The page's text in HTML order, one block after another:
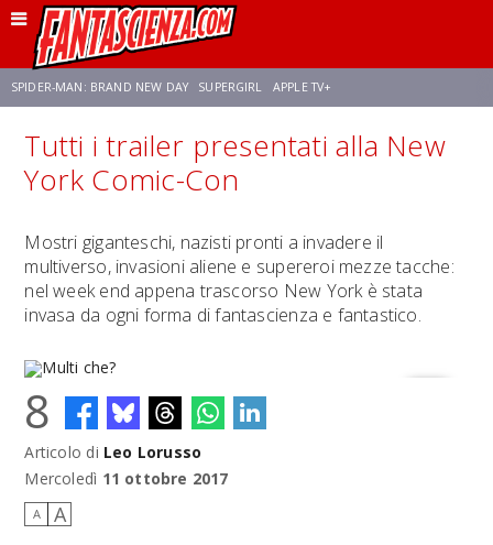
SPIDER-MAN: BRAND NEW DAY SUPERGIRL APPLE TV+
FRANCO RICCIARDIELLO ZENDAYA AVENGERS: DOOMSDAY STAR TREK
Tutti i trailer presentati alla New
York Comic-Con
Mostri giganteschi, nazisti pronti a invadere il
multiverso, invasioni aliene e supereroi mezze tacche:
nel week end appena trascorso New York è stata
invasa da ogni forma di fantascienza e fantastico.
Multi che?
8
Articolo di Leo Lorusso
Mercoledì 11 ottobre 2017
A A